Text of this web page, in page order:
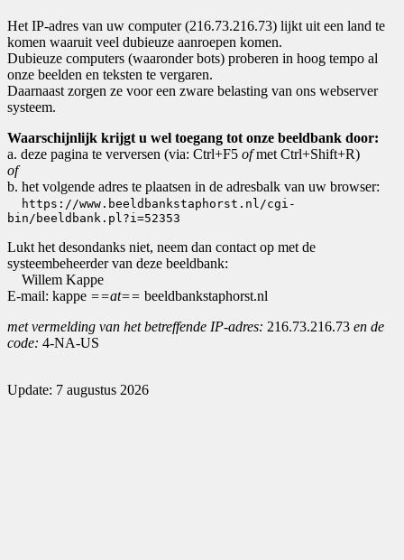
Het IP-adres van uw computer (216.73.216.73) lijkt uit een land te
komen waaruit veel dubieuze aanroepen komen.
Dubieuze computers (waaronder bots) proberen in hoog tempo al
onze beelden en teksten te vergaren.
Daarnaast zorgen ze voor een zware belasting van ons webserver
systeem.
Waarschijnlijk krijgt u wel toegang tot onze beeldbank door:
a. deze pagina te verversen (via: Ctrl+F5 ofmet Ctrl+Shift+R)
of
b. het volgende adres te plaatsen in de adresbalk van uw browser:
https://www.beeldbankstaphorst.nl/cgi-
bin/beeldbank.pl?i=52353
Lukt het desondanks niet, neem dan contact op met de
systeembeheerder van deze beeldbank:
Willem Kappe
E-mail: kappe ==at== beeldbankstaphorst.nl
met vermelding van het betreffende IP-adres: 216.73.216.73 en de
code: 4-NA-US
Update: 7 augustus 2026